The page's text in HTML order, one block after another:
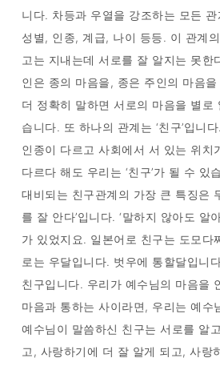
니다. 차등과 우열을 강조하는 모든
성별, 인종, 계급, 나이 등등. 이 관계
고는 지내는데 서로를 잘 알지는 못한
인은 종의 마음을, 종은 주인의 마음
더 정확히 말하면 서로의 마음을 별로
습니다. 또 하나의 관계는 ‘친구’입니
인종이 다르고 사회에서 서 있는 위치
다르다 해도 우리는 ‘친구’가 될 수 있
대비되는 친구관계의 가장 큰 특징은
를 잘 안다’입니다. ‘말하지 않아도 알
가 있었지요. 일본어로 친구는 도모다
로는 우달입니다. 벗우에 통할달입니
친구입니다. 우리가 예수님의 마음을
마음과 통하는 사이라면, 우리는 예수
예수님이 말씀하신 친구는 서로를 알
고, 사랑하기에 더 잘 알게 되고, 사랑